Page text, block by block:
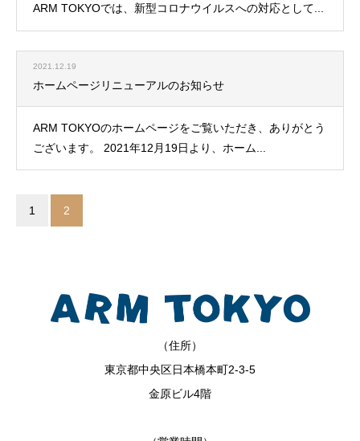
ARM TOKYOでは、新型コロナウイルスへの対応として...
2021.12.19
ホームページリニューアルのお知らせ
ARM TOKYOのホームページをご覧いただき、ありがとう
ございます。 2021年12月19日より、ホーム...
1 2
（住所）
東京都中央区日本橋本町2-3-5
金原ビル4階